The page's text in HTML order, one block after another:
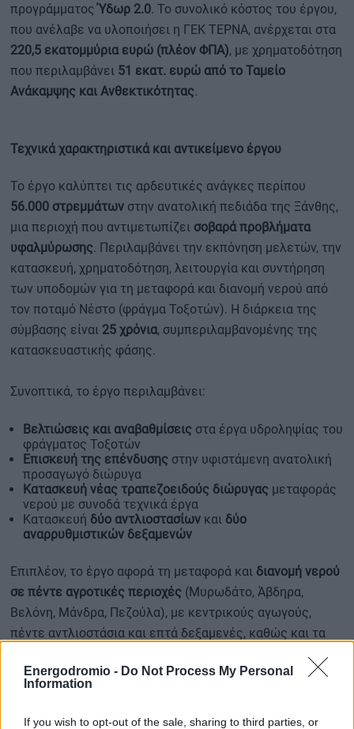
Energodromio - Do Not Process My Personal
Information
If you wish to opt-out of the sale, sharing to third parties, or
προγράμματοςΎδωρ 2.0. Το συνολικό κόστος του έργου,
που ανέλαβε να υλοποιήσει η ΓΕΚ ΤΕΡΝΑ, ανέρχεται στα
220,5 εκατομμύρια ευρώ (πλέον ΦΠΑ), με χρηματοδότηση
που περιλαμβάνει 51 εκατ. ευρώ από το Ταμείο
Ανάκαμψης και Ανθεκτικότητας.
Τεχνικά χαρακτηριστικά και αντικείμενο έργου
Το έργο καλύπτει τις αρδευτικές ανάγκες περίπου
56.000 στρεμμάτων στην ανατολική πεδιάδα της Ξάνθης,
μια περιοχή που αντιμετωπίζει σοβαρά προβλήματα
υφαλμύρωσης. Περιλαμβάνει την εκπόνηση μελετών, την
κατασκευή, χρηματοδότηση, λειτουργία και συντήρηση
των υποδομών για τη μεταφορά και διανομή νερού από
τον ποταμό Νέστο (φράγμα Τοξοτών). Η διάρκεια της
σύμβασης είναι 25 χρόνια, συμπεριλαμβανομένης της
κατασκευαστικής φάσης.
Συνοπτικά, το έργο περιλαμβάνει:
Βελτιώσεις και αναβαθμίσεις στα έργα υδροληψίας του
φράγματος Τοξοτών
Επισκευή της επένδυσης στην υφιστάμενη ανατολική
προσαγωγό διώρυγα
Κατασκευή νέας τραπεζοειδούς διώρυγας μεταφοράς
νερού με συνοδά τεχνικά έργα
Κατασκευή δύο αντλιοστασίων και δύο
αναρρυθμιστικών δεξαμενών
Επιπλέον, το έργο αφορά τη μεταφορά και διανομή νερού
σε πέντε αγροτικές περιοχές (Μυρωδάτο, Άβδηρα,
Βελόνη, Μάνδρα, Πεζούλα), με κεντρικούς αγωγούς,
πέντε αντλιοστάσια και επτά δεξαμενές, καθώς και τα